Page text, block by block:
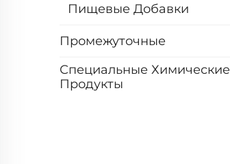
Пищевые Добавки
Промежуточные
Специальные Химические
Продукты